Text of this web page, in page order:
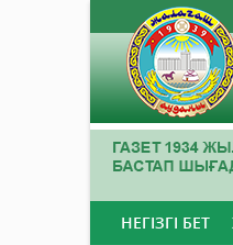
НЕГІЗГІ БЕТ